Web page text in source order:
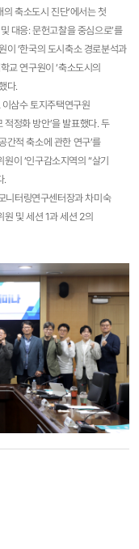
축소도시 진단’에서는 첫
대응: 문헌고찰을 중심으로’를
이 ‘한국의 도시축소 경로분석과
교 연구원이 ‘축소도시의
다.
삼수 토지주택연구원
정화 방안’을 발표했다. 두
간적 축소에 관한 연구’를
이 ‘인구감소지역의 “살기
.
니터링연구센터장과 차미숙
및 세션 1과 세션 2의